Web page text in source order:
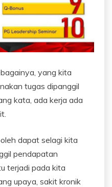
yang kita
tugas dipanggil
kata, ada kerja ada
dapat selagi kita
pendapatan
terjadi pada kita
upaya, sakit kronik